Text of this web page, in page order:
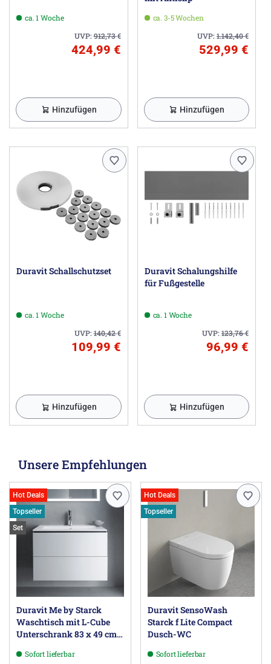
ca. 1 Woche
UVP:912,73€
424,99 €
Hinzufügen
ca. 3-5 Wochen
UVP:1.142,40€
529,99 €
Hinzufügen
Duravit Schallschutzset
ca. 1 Woche
UVP:140,42€
109,99 €
Hinzufügen
Duravit Schalungshilfe
für Fußgestelle
ca. 1 Woche
UVP:123,76€
96,99 €
Hinzufügen
Unsere Empfehlungen
Hot Deals
Topseller
Set
Duravit Me by Starck
Waschtisch mit L-Cube
Unterschrank 83 x 49 cm
Sofort lieferbar
Hot Deals
Topseller
Duravit SensoWash
Starck f Lite Compact
Dusch-WC
Sofort lieferbar